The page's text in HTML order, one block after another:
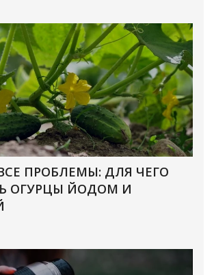
ПРОБЛЕМЫ: ДЛЯ ЧЕГО
ОГУРЦЫ ЙОДОМ И